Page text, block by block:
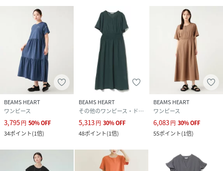
BEAMS HEART
ワンピース
3,795円 50%OFF
34ポイント(1倍)
BEAMS HEART
その他のワンピース・ドレス
5,313円 30%OFF
48ポイント(1倍)
BEAMS HEART
ワンピース
6,083円 30%OFF
55ポイント(1倍)